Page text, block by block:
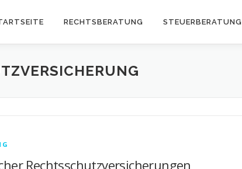
RECHTSBERATUNG STEUERBERATUNG
Rechtsschutzversicherungen